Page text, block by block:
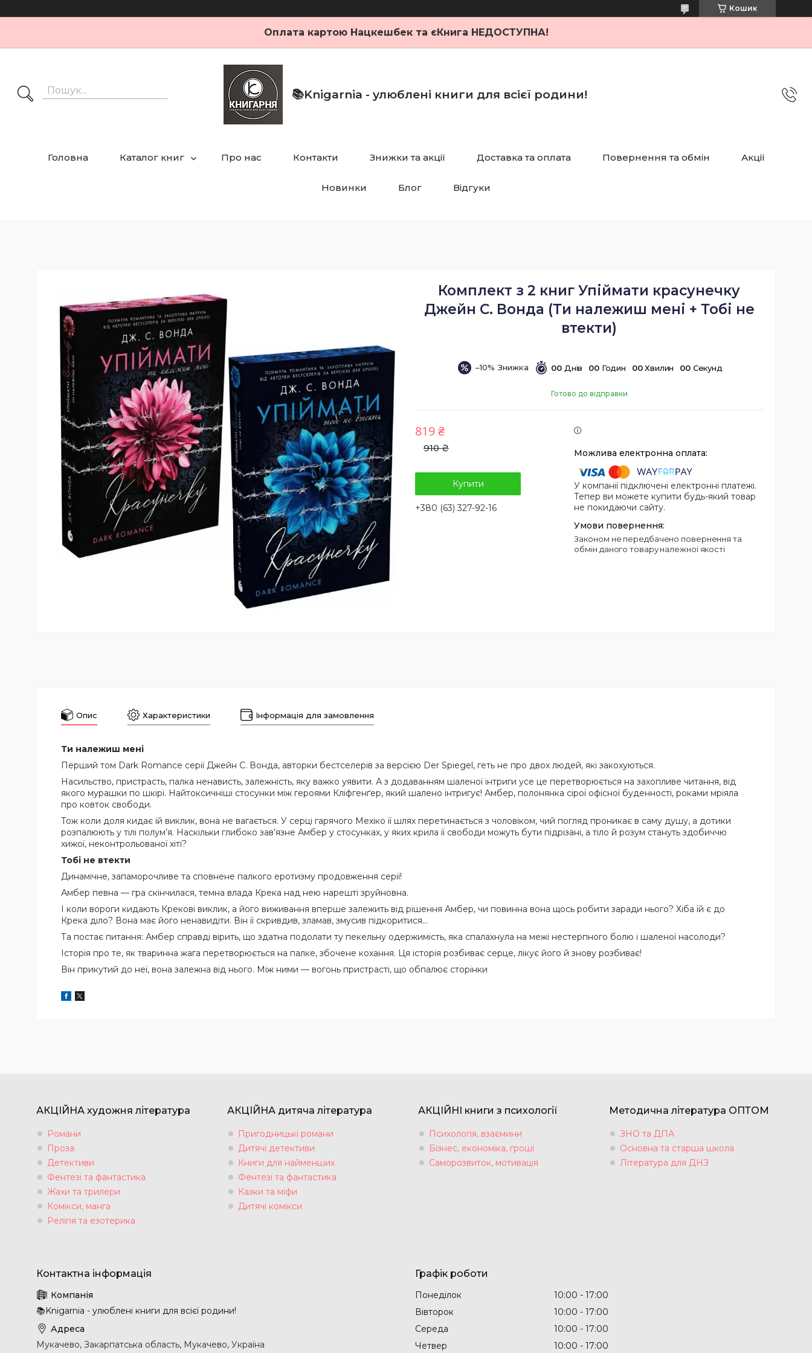
Кошик
Оплата картою Нацкешбек та єКнига НЕДОСТУПНА!
📚Knigarnia - улюблені книги для всієї родини!
Головна Каталог книг Про нас Контакти Знижки та акції Доставка та оплата Повернення та обмін Акції
Новинки Блог Відгуки
Комплект з 2 книг Упіймати красунечку
Джейн С. Вонда (Ти належиш мені + Тобі не
втекти)
–10% 00 Днів 00 Годин 00 Хвилин 00 Секунд
Готово до відправки
910 ₴
819 ₴
Купити
+380 (63) 327-92-16
У компанії підключені електронні платежі.
Тепер ви можете купити будь-який товар
не покидаючи сайту.
Законом не передбачено повернення та
обмін даного товару належної якості
Опис Характеристики Інформація для замовлення
Ти належиш мені
Перший том Dark Romance серії Джейн С. Вонда, авторки бестселерів за версією Der Spiegel, геть не про двох людей, які закохуються.
Насильство, пристрасть, палка ненависть, залежність, яку важко уявити. А з додаванням шаленої інтриги усе це перетворюється на захопливе читання, від
якого мурашки по шкірі. Найтоксичніші стосунки між героями Кліфгенґер, який шалено інтригує! Амбер, полонянка сірої офісної буденності, роками мріяла
про ковток свободи.
Тож коли доля кидає їй виклик, вона не вагається. У серці гарячого Мехіко її шлях перетинається з чоловіком, чий погляд проникає в саму душу, а дотики
розпалюють у тілі полум’я. Наскільки глибоко зав’язне Амбер у стосунках, у яких крила її свободи можуть бути підрізані, а тіло й розум стануть здобиччю
хижої, неконтрольованої хіті?
Тобі не втекти
Динамічне, запаморочливе та сповнене палкого еротизму продовження серії!
Амбер певна — гра скінчилася, темна влада Крека над нею нарешті зруйновна.
І коли вороги кидають Крекові виклик, а його виживання вперше залежить від рішення Амбер, чи повинна вона щось робити заради нього? Хіба їй є до
Крека діло? Вона має його ненавидіти. Він її скривдив, зламав, змусив підкоритися...
Та постає питання: Амбер справді вірить, що здатна подолати ту пекельну одержимість, яка спалахнула на межі нестерпного болю і шаленої насолоди?
Історія про те, як тваринна жага перетворюється на палке, збочене кохання. Ця історія розбиває серце, лікує його й знову розбиває!
Він прикутий до неї, вона залежна від нього. Між ними — вогонь пристрасті, що обпалює сторінки
АКЦІЙНА художня література
Романи
Проза
Детективи
Фентезі та фантастика
Жахи та трилери
Комікси, манга
Релігія та езотерика
АКЦІЙНА дитяча література
Пригодницькі романи
Дитячі детективи
Книги для найменших
Фентезі та фантастика
Казки та міфи
Дитячі комікси
АКЦІЙНІ книги з психології
Психологія, взаємини
Бізнес, економіка, гроші
Саморозвиток, мотивація
Методична література ОПТОМ
ЗНО та ДПА
Основна та старша школа
Література для ДНЗ
📚Knigarnia - улюблені книги для всієї родини!
Мукачево, Закарпатська область, Мукачево, Україна
Графік роботи
Понеділок 10:00
17:00
Вівторок
10:00
17:00
Середа
10:00
17:00
Четвер
10:00 17:00